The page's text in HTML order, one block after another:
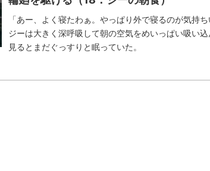
「あー、よく寝たわぁ。やっぱり外で寝るのが気持ち
ジーは大きく深呼吸して朝の空気をめいっぱい吸い
見るとまだぐっすりと眠っていた。